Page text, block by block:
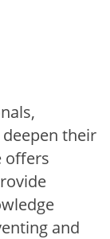
their
offers
and